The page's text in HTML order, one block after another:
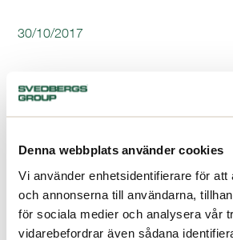
Denna webbplats använder cookies
Vi använder enhetsidentifierare för att
och annonserna till användarna,
för sociala medier och analysera vår
vidarebefordrar även sådana
30/10/2017